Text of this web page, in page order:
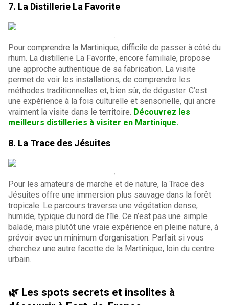
7. La Distillerie La Favorite
Pour comprendre la Martinique, difficile de passer à côté du
rhum. La distillerie La Favorite, encore familiale, propose
une approche authentique de sa fabrication. La visite
permet de voir les installations, de comprendre les
méthodes traditionnelles et, bien sûr, de déguster. C’est
une expérience à la fois culturelle et sensorielle, qui ancre
vraiment la visite dans le territoire. Découvrez les
meilleurs distilleries à visiter en Martinique.
8. La Trace des Jésuites
Pour les amateurs de marche et de nature, la Trace des
Jésuites offre une immersion plus sauvage dans la forêt
tropicale. Le parcours traverse une végétation dense,
humide, typique du nord de l’île. Ce n’est pas une simple
balade, mais plutôt une vraie expérience en pleine nature, à
prévoir avec un minimum d’organisation. Parfait si vous
cherchez une autre facette de la Martinique, loin du centre
urbain.
🌿 Les spots secrets et insolites à